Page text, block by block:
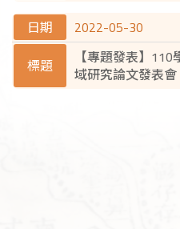
2022-05-30
【專題發表】
域研究論文發表會